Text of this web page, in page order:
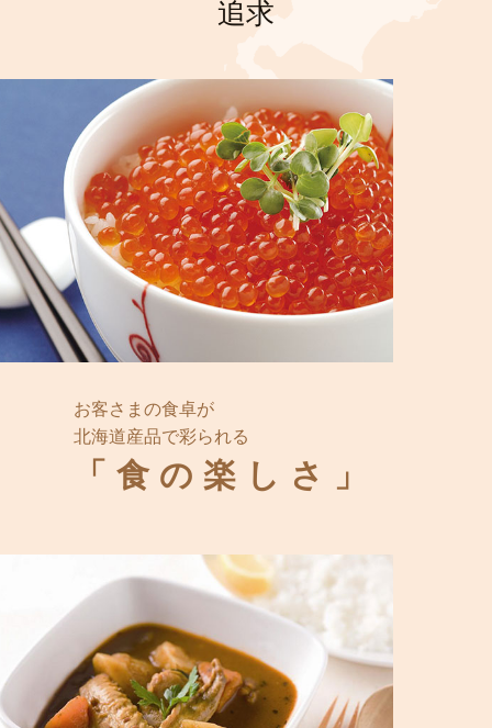
追求
お客さまの食卓が
北海道産品で彩られる
「食の楽しさ」